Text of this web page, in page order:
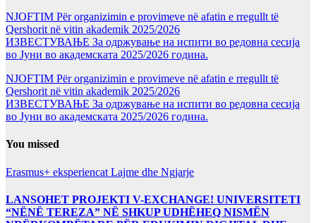
NJOFTIM Për organizimin e provimeve në afatin e rregullt të
Qershorit në vitin akademik 2025/2026
ИЗВЕСТУВАЊЕ За одржување на испити во редовна сесија
во Јуни во академската 2025/2026 година.
NJOFTIM Për organizimin e provimeve në afatin e rregullt të
Qershorit në vitin akademik 2025/2026
ИЗВЕСТУВАЊЕ За одржување на испити во редовна сесија
во Јуни во академската 2025/2026 година.
You missed
Erasmus+ eksperiencat Lajme dhe Ngjarje
LANSOHET PROJEKTI V-EXCHANGE! UNIVERSITETI
“NËNË TEREZA” NË SHKUP UDHËHEQ NISMËN